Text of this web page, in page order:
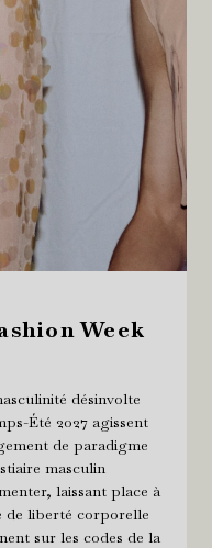
Week
désinvolte
Été 2027 agissent
de paradigme
masculin
laissant place à
de liberté corporelle
sur les codes de la